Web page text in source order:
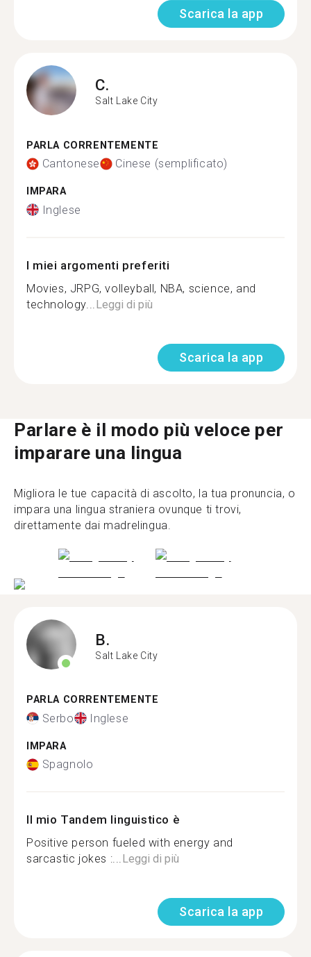
Scarica la app
C.
Salt Lake City
PARLA CORRENTEMENTE
Cantonese Cinese (semplificato)
IMPARA
Inglese
I miei argomenti preferiti
Movies, JRPG, volleyball, NBA, science, and
technology... Leggi di più
Scarica la app
Parlare è il modo più veloce per
imparare una lingua
Migliora le tue capacità di ascolto, la tua pronuncia, o
impara una lingua straniera ovunque ti trovi,
direttamente dai madrelingua.
B.
Salt Lake City
PARLA CORRENTEMENTE
Serbo Inglese
IMPARA
Spagnolo
Il mio Tandem linguistico è
Positive person fueled with energy and
sarcastic jokes :...Leggi di più
Scarica la app